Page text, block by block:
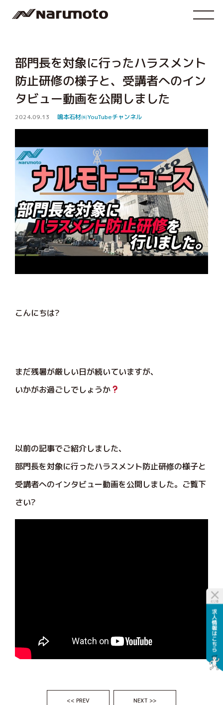
部門長を対象に行ったハラスメント
防止研修の様子と、受講者へのイン
タビュー動画を公開しました
2024.09.13 鳴本石材㈱YouTubeチャンネル
こんにちは?
まだ残暑が厳しい日が続いていますが、
いかがお過ごしでしょうか
以前の記事でご紹介しました、
部門長を対象に行ったハラスメント防止研修の様子と
受講者へのインタビュー動画を公開しました。ご覧下
さい?
<< PREV NEXT >>